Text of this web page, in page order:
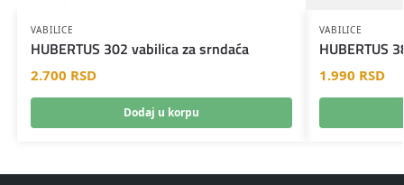
VABILICE
HUBERTUS 302 vabilica za srndaća
2.700 RSD
Dodaj u korpu
VABILICE
HUBERTUS
1.990 RSD